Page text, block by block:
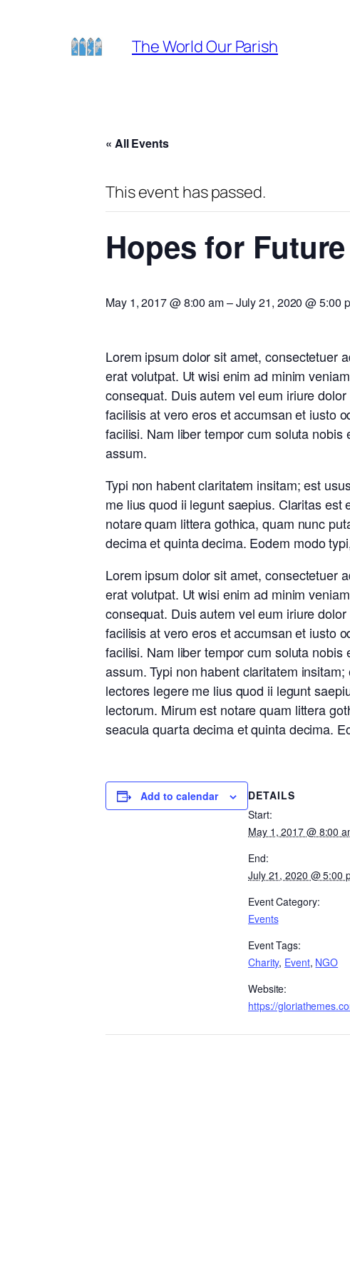
The World Our Parish
« All Events
This event has passed.
Hopes for
May 1, 2017 @ 8:00 am–July 21, 2020 @ 5:00
Lorem ipsum dolor sit amet, consectetuer
erat volutpat. Ut wisi enim ad minim
consequat. Duis autem vel eum iriure
facilisis at vero eros et accumsan et iusto
facilisi. Nam liber tempor cum soluta
assum.
Typi non habent claritatem insitam; est
me lius quod ii legunt saepius. Claritas
notare quam littera gothica, quam nunc
decima et quinta decima. Eodem modo
Lorem ipsum dolor sit amet, consectetuer
erat volutpat. Ut wisi enim ad minim
consequat. Duis autem vel eum iriure
facilisis at vero eros et accumsan et iusto
facilisi. Nam liber tempor cum soluta
assum. Typi non habent claritatem
lectores legere me lius quod ii legunt
lectorum. Mirum est notare quam littera
seacula quarta decima et quinta decima.
Add to calendar
DETAILS
Start:
May 1, 2017 @ 8:00
End:
July 21, 2020 @ 5:00
Event Category:
Events
Event Tags:
Charity, Event, NGO
Website:
https://